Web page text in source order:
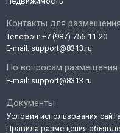
Контакты для
Телефон: +7 (987) 756-11-20
E-mail: support@8313.ru
По вопросам размещения
E-mail: support@8313.ru
Документы
Условия использования
Правила размещения